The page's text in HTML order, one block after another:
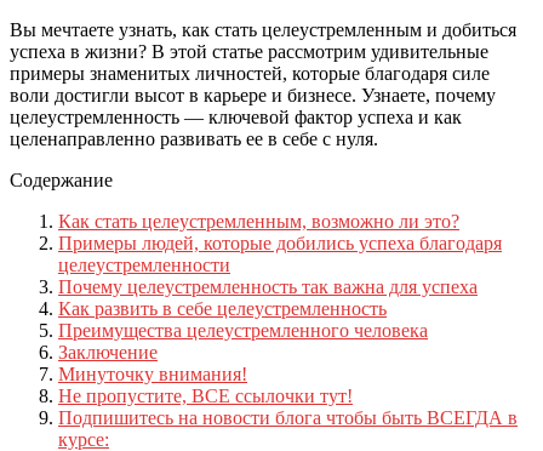
Вы мечтаете узнать, как стать целеустремленным и добиться
успеха в жизни? В этой статье рассмотрим удивительные
примеры знаменитых личностей, которые благодаря силе
воли достигли высот в карьере и бизнесе. Узнаете, почему
целеустремленность — ключевой фактор успеха и как
целенаправленно развивать ее в себе с нуля.
Содержание
Как стать целеустремленным, возможно ли это?
Примеры людей, которые добились успеха благодаря
целеустремленности
Почему целеустремленность так важна для успеха
Как развить в себе целеустремленность
Преимущества целеустремленного человека
Заключение
Минуточку внимания!
Не пропустите, ВСЕ ссылочки тут!
Подпишитесь на новости блога чтобы быть ВСЕГДА в
курсе: